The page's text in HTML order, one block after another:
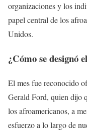
organizaciones y los
papel central de los
Unidos.
¿Cómo se designó
El mes fue reconocido
Gerald Ford, quien dijo
los afroamericanos, a
esfuerzo a lo largo de